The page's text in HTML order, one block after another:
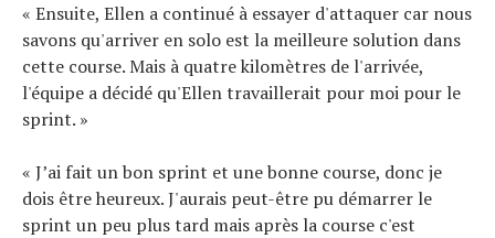
« Ensuite, Ellen a continué à essayer d'attaquer car nous
savons qu'arriver en solo est la meilleure solution dans
cette course. Mais à quatre kilomètres de l'arrivée,
l'équipe a décidé qu'Ellen travaillerait pour moi pour le
sprint. »
« J’ai fait un bon sprint et une bonne course, donc je
dois être heureux. J'aurais peut-être pu démarrer le
sprint un peu plus tard mais après la course c'est